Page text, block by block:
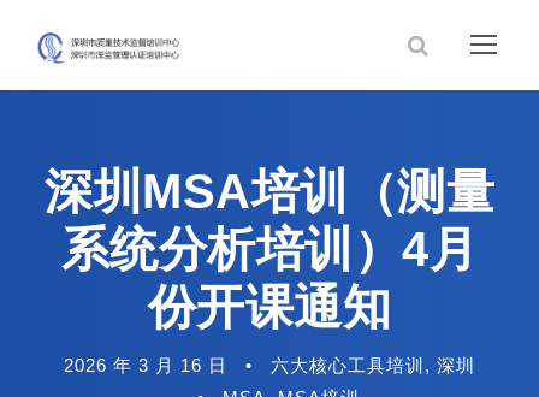
深圳MSA培训（测量
系统分析培训）4月
份开课通知
2026 年 3 月 16 日 • 六大核心工具培训 , 深圳